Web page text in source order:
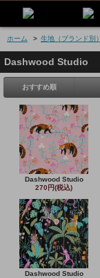
ホーム > 生地（ブランド別）
Dashwood Studio
おすすめ順
Dashwood Studio
270円(税込)
Dashwood Studio